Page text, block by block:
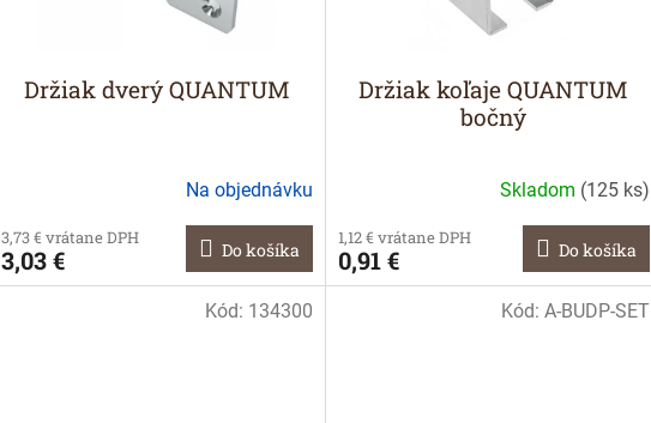
Držiak dverý QUANTUM
Na objednávku
3,73 € vrátane DPH
3,03 € Do košíka
Držiak koľaje QUANTUM
bočný
Skladom (125 ks)
1,12 € vrátane DPH
0,91 € Do košíka
Kód: 134300 Kód: A-BUDP-SET